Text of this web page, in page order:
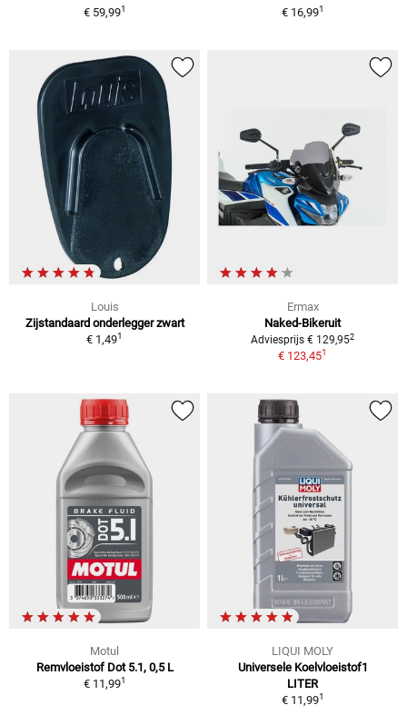
€ 59,991
€ 16,991
Louis
Zijstandaard onderlegger zwart
€ 1,491
Ermax
Naked-Bikeruit
Adviesprijs € 129,952
€ 123,451
Motul
Remvloeistof Dot 5.1, 0,5 L
€ 11,991
LIQUI MOLY
Universele Koelvloeistof1
LITER
€ 11,991